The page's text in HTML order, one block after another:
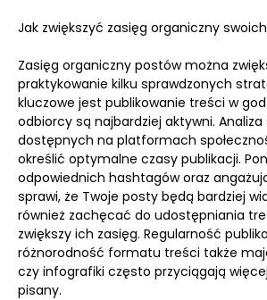
Jak zwiększyć zasięg organiczny
Zasięg organiczny postów można
praktykowanie kilku sprawdzonych
kluczowe jest publikowanie treści w
odbiorcy są najbardziej aktywni.
dostępnych na platformach
określić optymalne czasy publikacji.
odpowiednich hashtagów oraz
sprawi, że Twoje posty będą bardziej
również zachęcać do udostępniania
zwiększy ich zasięg. Regularność
różnorodność formatu treści także
czy infografiki często przyciągają
pisany.